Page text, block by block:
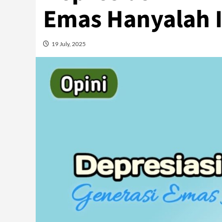
Emas Hanyalah
19 July, 2025